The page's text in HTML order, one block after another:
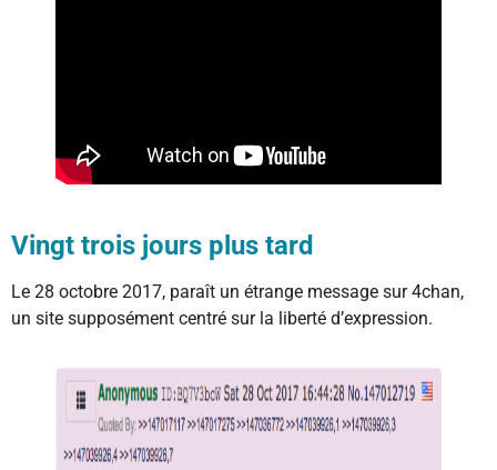
Vingt trois jours plus tard
Le 28 octobre 2017, paraît un étrange message sur 4chan,
un site supposément centré sur la liberté d’expression.